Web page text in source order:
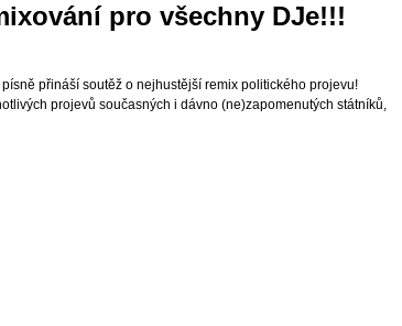
pro všechny DJe!!!
přináší soutěž o nejhustější remix politického projevu!
projevů současných i dávno (ne)zapomenutých státníků,